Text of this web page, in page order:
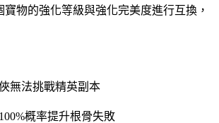
寶物的強化等級與強化完美度進行互換，
無法挑戰精英副本
概率提升根骨失敗